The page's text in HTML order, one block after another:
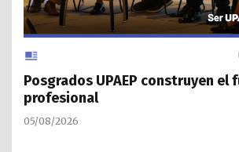
Posgrados UPAEP construyen el
profesional
05/08/2026